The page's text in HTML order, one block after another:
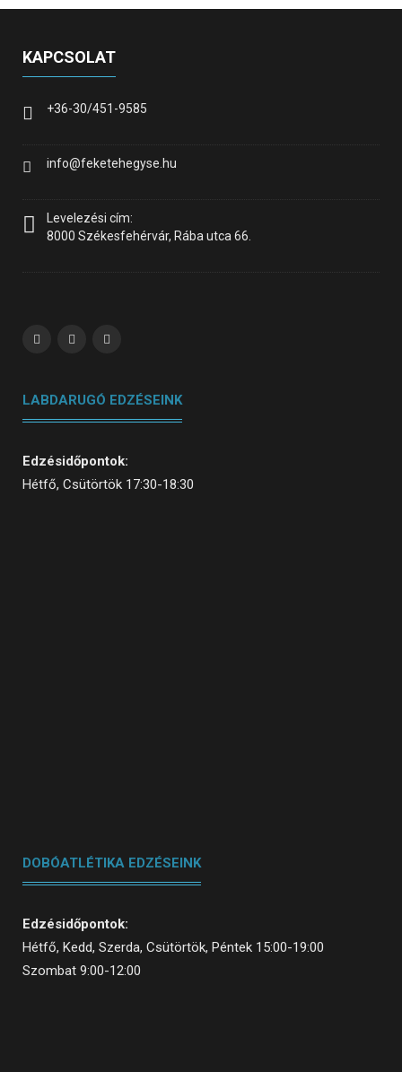
KAPCSOLAT
+36-30/451-9585
info@feketehegyse.hu
Levelezési cím:
8000 Székesfehérvár, Rába utca 66.
LABDARUGÓ EDZÉSEINK
Edzésidőpontok:
Hétfő, Csütörtök 17:30-18:30
DOBÓATLÉTIKA EDZÉSEINK
Edzésidőpontok:
Hétfő, Kedd, Szerda, Csütörtök, Péntek 15:00-19:00
Szombat 9:00-12:00